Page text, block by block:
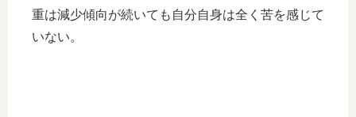
重は減少傾向が続いても自分自身は全く苦を感じて
いない。